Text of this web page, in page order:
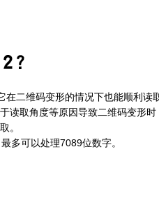
在二维码变形的情况下也能顺利读
读取角度等原因导致二维码变形
。
多可以处理7089位数字。